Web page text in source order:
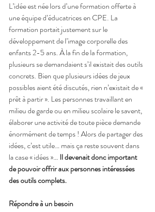
L’idée est née lors d’une formation offerte à
une équipe d’éducatrices en CPE. La
formation portait justement sur le
développement de l’image corporelle des
enfants 2-5 ans. À la fin de la formation,
plusieurs se demandaient s’il existait des outils
concrets. Bien que plusieurs idées de jeux
possibles aient été discutés, rien n’existait de «
prêt à partir ». Les personnes travaillant en
milieu de garde ou en milieu scolaire le savent,
élaborer une activité de toute pièce demande
énormément de temps ! Alors de partager des
idées, c’est utile… mais ça reste souvent dans
la case « idées »… Il devenait donc important
de pouvoir offrir aux personnes intéressées
des outils complets.
Répondre à un besoin